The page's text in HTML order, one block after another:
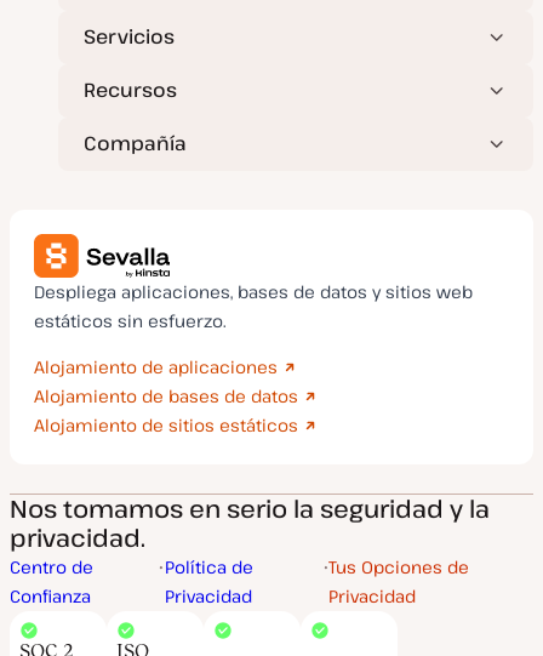
Servicios
Recursos
Compañía
Despliega aplicaciones, bases de datos y sitios web
estáticos sin esfuerzo.
Alojamiento de aplicaciones
Alojamiento de bases de datos
Alojamiento de sitios estáticos
Nos tomamos en serio la seguridad y la
privacidad.
Centro de
Confianza
Política de
Privacidad
Tus Opciones de
Privacidad
SOC 2 ISO